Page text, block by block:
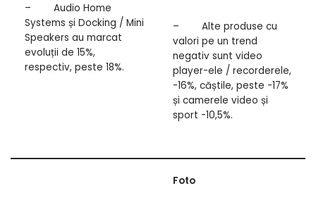
– Audio Home
Systems și Docking / Mini
Speakers au marcat
evoluții de 15%,
respectiv, peste 18%.
– Alte produse cu
valori pe un trend
negativ sunt video
player-ele / recorderele,
-16%, căștile, peste -17%
și camerele video și
sport -10,5%.
Foto